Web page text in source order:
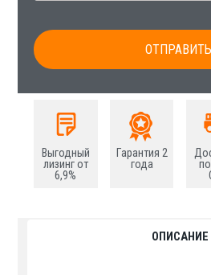
Выгодный
лизинг от
6,9%
Гарантия 2
года
ОПИСАНИЕ